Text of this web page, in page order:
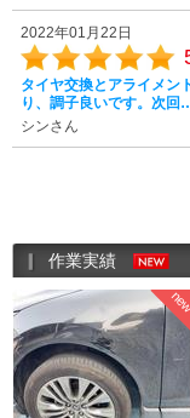
2022年01月22日
タイヤ交換とアライメン
り、調子良いです。次回
シンさん
作業実績